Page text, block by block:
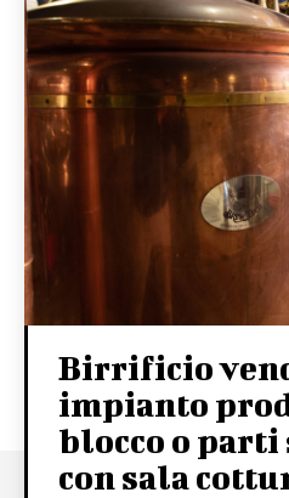
Birrificio
impianto
blocco o parti
con sala